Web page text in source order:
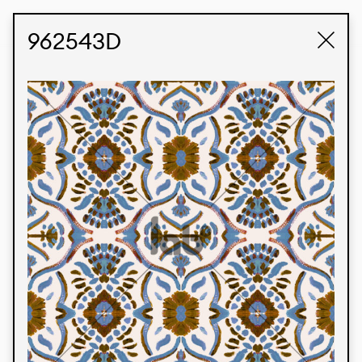
962543D
Produtos
Temos orgulho de expressar nossa identidade
brasileira por meio de nossos tecidos e estampas
personalizadas, trabalhando em colaboração
com nossos clientes e dando vida aos seus
conceitos e criações. Nossa extensa linha de
produtos tem opções para diferentes mercados.
Oferecemos também tecidos ecológicos e
tecnológicos que podem ser acabados em
qualquer cor sólida ou impressão digital.
Cores